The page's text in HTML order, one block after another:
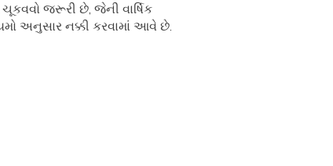
જરૂરી છે, જેની વાર્ષિક
અનુસાર નક્કી કરવામાં આવે છે.